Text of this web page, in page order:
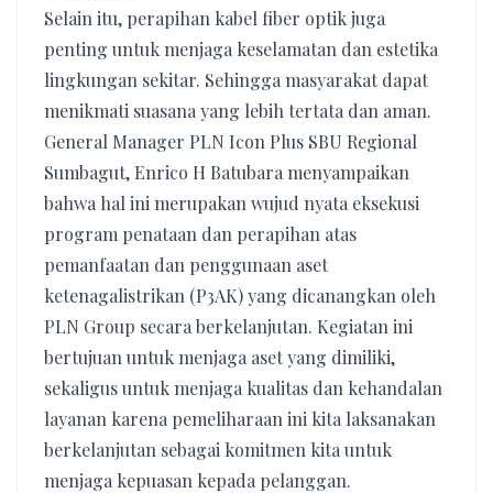
Selain itu, perapihan kabel fiber optik juga
penting untuk menjaga keselamatan dan estetika
lingkungan sekitar. Sehingga masyarakat dapat
menikmati suasana yang lebih tertata dan aman.
General Manager PLN Icon Plus SBU Regional
Sumbagut, Enrico H Batubara menyampaikan
bahwa hal ini merupakan wujud nyata eksekusi
program penataan dan perapihan atas
pemanfaatan dan penggunaan aset
ketenagalistrikan (P3AK) yang dicanangkan oleh
PLN Group secara berkelanjutan. Kegiatan ini
bertujuan untuk menjaga aset yang dimiliki,
sekaligus untuk menjaga kualitas dan kehandalan
layanan karena pemeliharaan ini kita laksanakan
berkelanjutan sebagai komitmen kita untuk
menjaga kepuasan kepada pelanggan.